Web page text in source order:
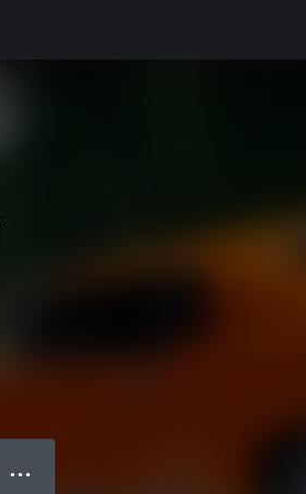
● ● ●